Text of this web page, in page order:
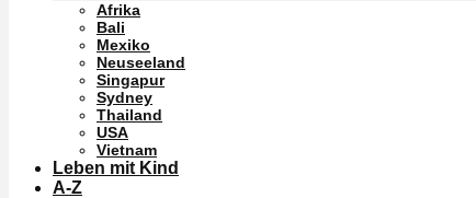
Afrika
Bali
Mexiko
Neuseeland
Singapur
Sydney
Thailand
USA
Vietnam
Leben mit Kind
A-Z